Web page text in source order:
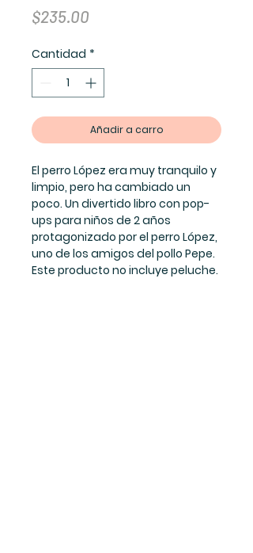
$235.00
Cantidad *
Añadir a carro
El perro López era muy tranquilo y
limpio, pero ha cambiado un
poco. Un divertido libro con pop-
ups para niños de 2 años
protagonizado por el perro López,
uno de los amigos del pollo Pepe.
Este producto no incluye peluche.